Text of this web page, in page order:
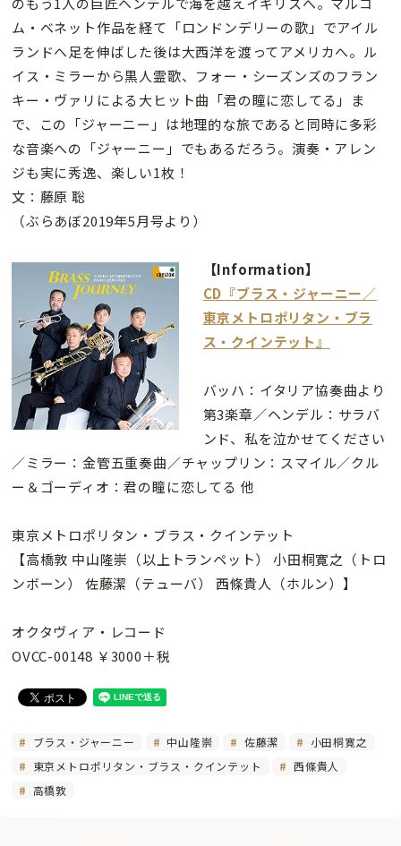
ム・ベネット作品を経て「ロンドンデリーの歌」でアイル
ランドへ足を伸ばした後は大西洋を渡ってアメリカへ。ル
イス・ミラーから黒人霊歌、フォー・シーズンズのフラン
キー・ヴァリによる大ヒット曲「君の瞳に恋してる」ま
で、この「ジャーニー」は地理的な旅であると同時に多彩
な音楽への「ジャーニー」でもあるだろう。演奏・アレン
ジも実に秀逸、楽しい1枚！
文：藤原 聡
（ぶらあぼ2019年5月号より）
【Information】
CD『ブラス・ジャーニー／
東京メトロポリタン・ブラ
ス・クインテット』
バッハ：イタリア協奏曲より
第3楽章／ヘンデル：サラバ
ンド、私を泣かせてください
／ミラー：金管五重奏曲／チャップリン：スマイル／クル
ー＆ゴーディオ：君の瞳に恋してる 他
東京メトロポリタン・ブラス・クインテット
【高橋敦 中山隆崇（以上トランペット） 小田桐寛之（トロ
ンボーン） 佐藤潔（テューバ） 西條貴人（ホルン）】
オクタヴィア・レコード
OVCC-00148 ￥3000＋税
ブラス・ジャーニー 中山隆崇 佐藤潔
小田桐寛之
東京メトロポリタン・ブラス・クインテット
西條貴人
高橋敦